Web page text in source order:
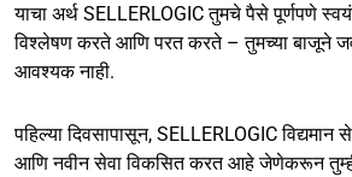
याचा अर्थ SELLERLOGIC तुमचे पैसे पूर्णपणे
विश्लेषण करते आणि परत करते – तुमच्या बाजूने
आवश्यक नाही.
पहिल्या दिवसापासून, SELLERLOGIC
आणि नवीन सेवा विकसित करत आहे जेणेकरून